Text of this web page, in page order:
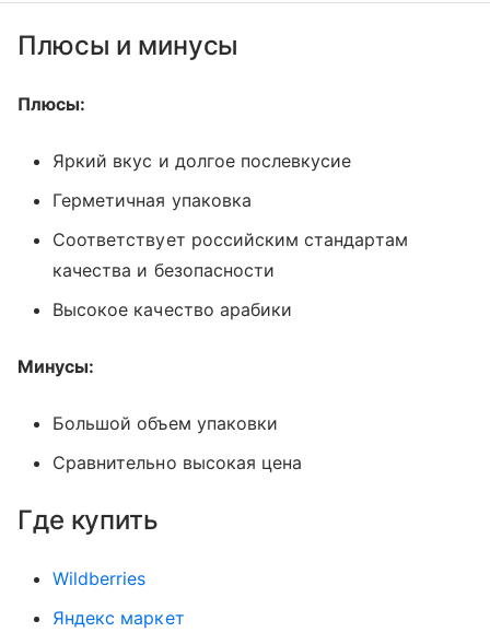
Плюсы и минусы
Плюсы:
Яркий вкус и долгое послевкусие
Герметичная упаковка
Соответствует российским стандартам
качества и безопасности
Высокое качество арабики
Минусы:
Большой объем упаковки
Сравнительно высокая цена
Где купить
Wildberries
Яндекс маркет